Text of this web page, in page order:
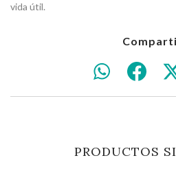
vida útil.
PRODUCTOS